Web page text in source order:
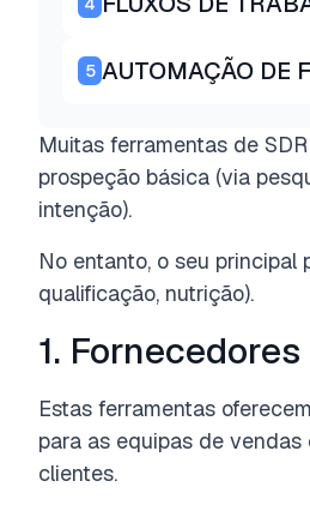
5 AUTOMAÇÃO DE
Muitas ferramentas de
prospeção básica (via
intenção).
No entanto, o seu
qualificação, nutrição).
1.
Estas ferramentas
para as equipas de
clientes.